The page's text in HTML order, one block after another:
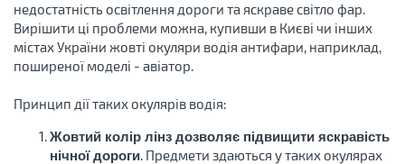
недостатність освітлення дороги та яскраве світло фар.
Вирішити ці проблеми можна, купивши в Києві чи інших
містах України жовті окуляри водія антифари, наприклад,
поширеної моделі - авіатор.
Принцип дії таких окулярів водія:
Жовтий колір лінз дозволяє підвищити яскравість
нічної дороги. Предмети здаються у таких окулярах